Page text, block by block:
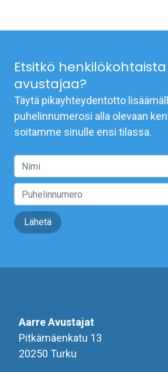
Etsitkö henkilökohtaista
avustajaa?
Täytä pikayhteydentotto
puhelinnumerosi alla olevaan
soitamme sinulle ensi tilassa.
Lähetä
Aarre Avustajat
Pitkämäenkatu 13
20250 Turku